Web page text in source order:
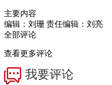
主要内容
编辑：刘珊 责任编辑：刘亮
全部评论
查看更多评论